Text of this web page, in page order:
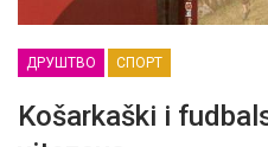
ДРУШТВО СПОРТ
Košarkaški i